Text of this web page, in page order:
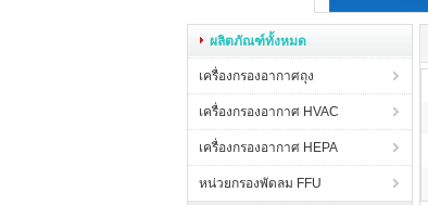
ผลิตภัณฑ์ทั้งหมด
เครื่องกรองอากาศถุง
เครื่องกรองอากาศ HVAC
เครื่องกรองอากาศ HEPA
หน่วยกรองพัดลม FFU